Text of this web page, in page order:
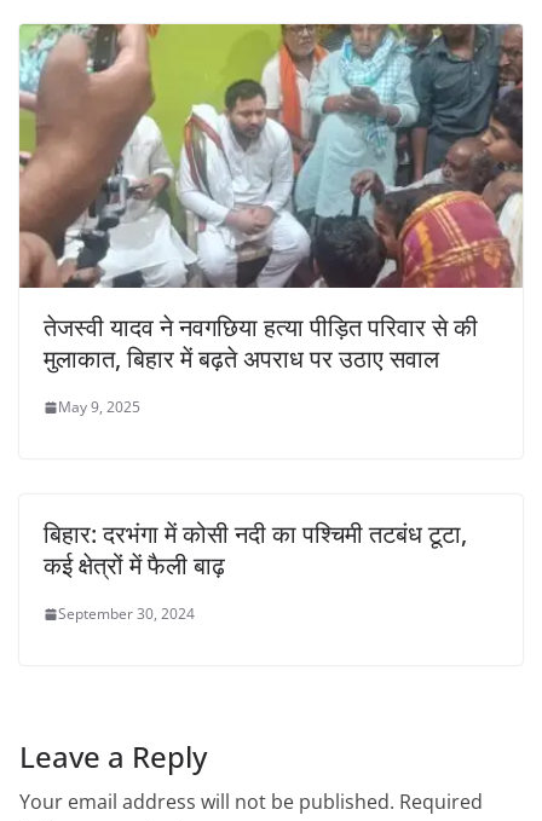
तेजस्वी यादव ने नवगछिया हत्या पीड़ित परिवार से की
मुलाकात, बिहार में बढ़ते अपराध पर उठाए सवाल
May 9, 2025
बिहार: दरभंगा में कोसी नदी का पश्चिमी तटबंध टूटा,
कई क्षेत्रों में फैली बाढ़
September 30, 2024
Leave a Reply
Your email address will not be published. Required